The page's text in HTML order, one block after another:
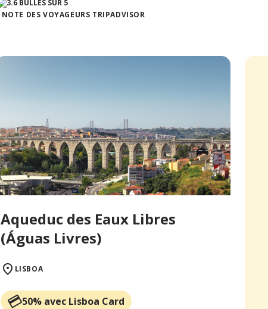
NOTE DES VOYAGEURS TRIPADVISOR
Aqueduc des Eaux Libres
(Águas Livres)
LISBOA
50% avec Lisboa Card